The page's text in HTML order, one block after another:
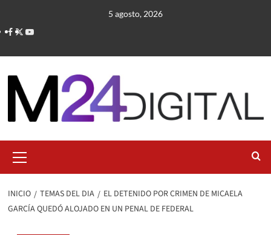
contenido
5 agosto, 2026
primario
INICIO TEMAS DEL DIA
EL DETENIDO POR CRIMEN DE MICAELA
GARCÍA QUEDÓ ALOJADO EN UN PENAL DE FEDERAL